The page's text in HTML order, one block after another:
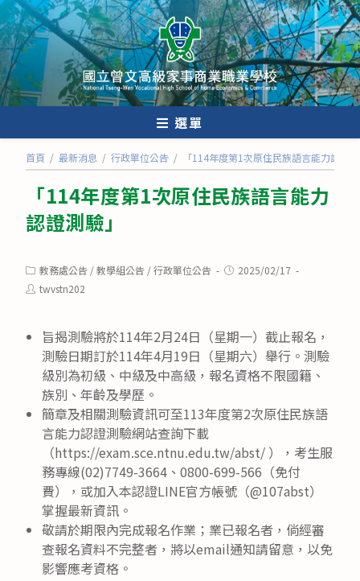
跳
轉
至
主
要
內
選單
首頁 / 最新消息 / 行政單位公告 / 「114年度第1次原住民族語言能力認證
「114年度第1次原住民族語言能力
認證測驗」
Post
category:
教務處公告 /教學組公告 /行政單位公告
Post2025/02/17
Posttwvstn202
旨揭測驗將於114年2月24日（星期一）截止報名，
測驗日期訂於114年4月19日（星期六）舉行。測驗
級別為初級、中級及中高級，報名資格不限國籍、
族別、年齡及學歷。
簡章及相關測驗資訊可至113年度第2次原住民族語
言能力認證測驗網站查詢下載
（https://exam.sce.ntnu.edu.tw/abst/ ），考生服
務專線(02)7749-3664、0800-699-566（免付
費），或加入本認證LINE官方帳號（@107abst）
掌握最新資訊。
敬請於期限內完成報名作業；業已報名者，倘經審
查報名資料不完整者，將以email通知請留意，以免
影響應考資格。